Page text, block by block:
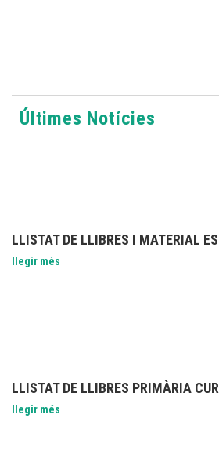
Últimes Notícies
LLISTAT DE LLIBRES I MATERIAL
llegir més
LLISTAT DE LLIBRES PRIMÀRIA
llegir més